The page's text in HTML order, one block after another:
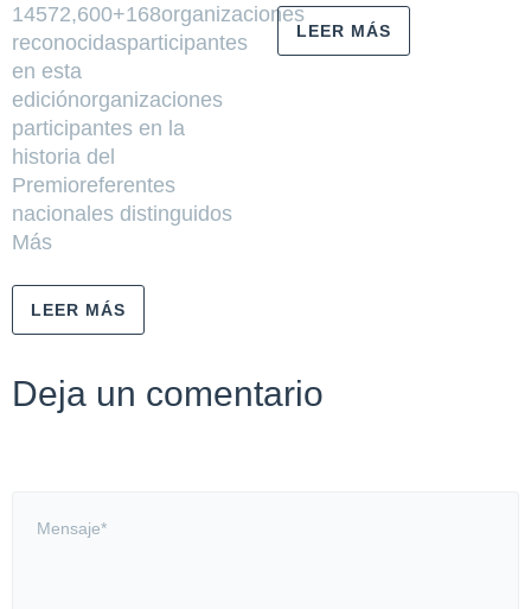
14572,600+168organizaciones
reconocidasparticipantes
en esta
ediciónorganizaciones
participantes en la
historia del
Premioreferentes
nacionales distinguidos
Más
LEER MÁS
LEER MÁS
Deja un comentario